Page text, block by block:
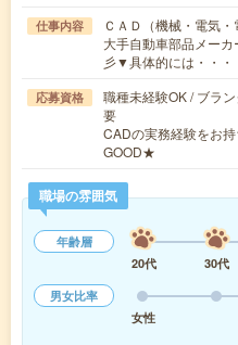
仕事内容
ＣＡＤ（機械・電気・
大手自動車部品メー
彡▼具体的には・・
応募資格
職種未経験OK / ブラ
要
CADの実務経験をお
GOOD★
職場の雰囲気
年齢層
20代
30代
男女比率
女性